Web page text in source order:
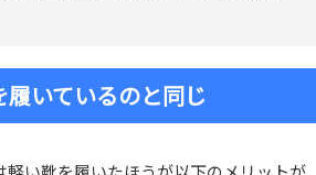
いているのと同じ